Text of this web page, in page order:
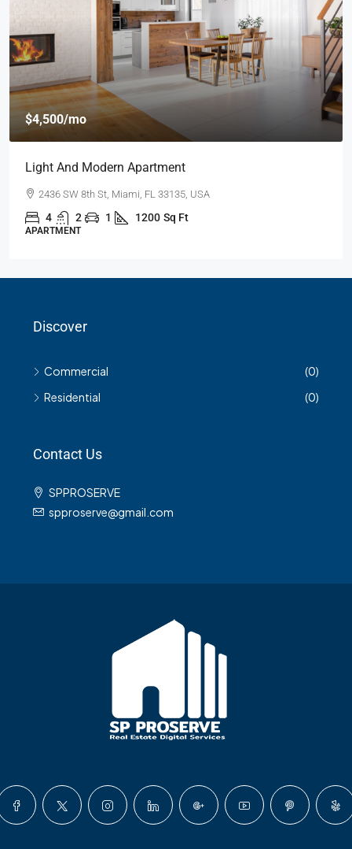
$4,500/mo
Light And Modern Apartment
2436 SW 8th St, Miami, FL 33135, USA
4 2 1 1200 Sq Ft
APARTMENT
Discover
Commercial
(0)
Residential
(0)
Contact Us
SPPROSERVE
spproserve@gmail.com